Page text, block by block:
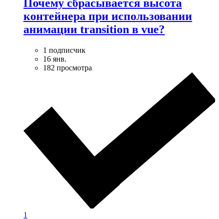
Почему сбрасывается высота
контейнера при использовании
анимации transition в vue?
1 подписчик
16 янв.
182 просмотра
1